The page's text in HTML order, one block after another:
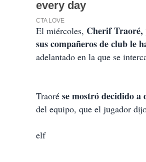
El miércoles, Cherif Traoré,
sus compañeros de club le
adelantado en la que se
Traoré se mostró decidido a
del equipo, que el jugador
elf